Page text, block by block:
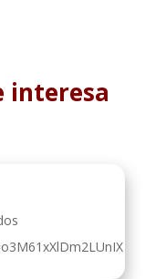
interesa